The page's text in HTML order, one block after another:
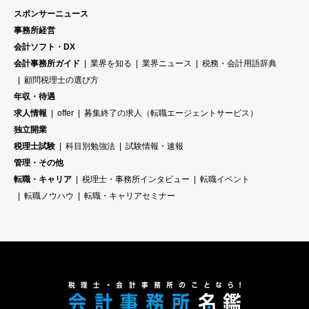
スポンサーニュース
事務所経営
会計ソフト・DX
会計事務所ガイド
業界を知る 業界ニュース
税務・会計用語辞典
顧問税理士の選び方
年収・待遇
求人情報
offer
募集終了の求人（転職エージェントサービス）
独立開業
税理士試験
科目別勉強法
試験情報・速報
管理・その他
転職・キャリア
税理士・事務所インタビュー
転職イベント
転職ノウハウ
転職・キャリアセミナー